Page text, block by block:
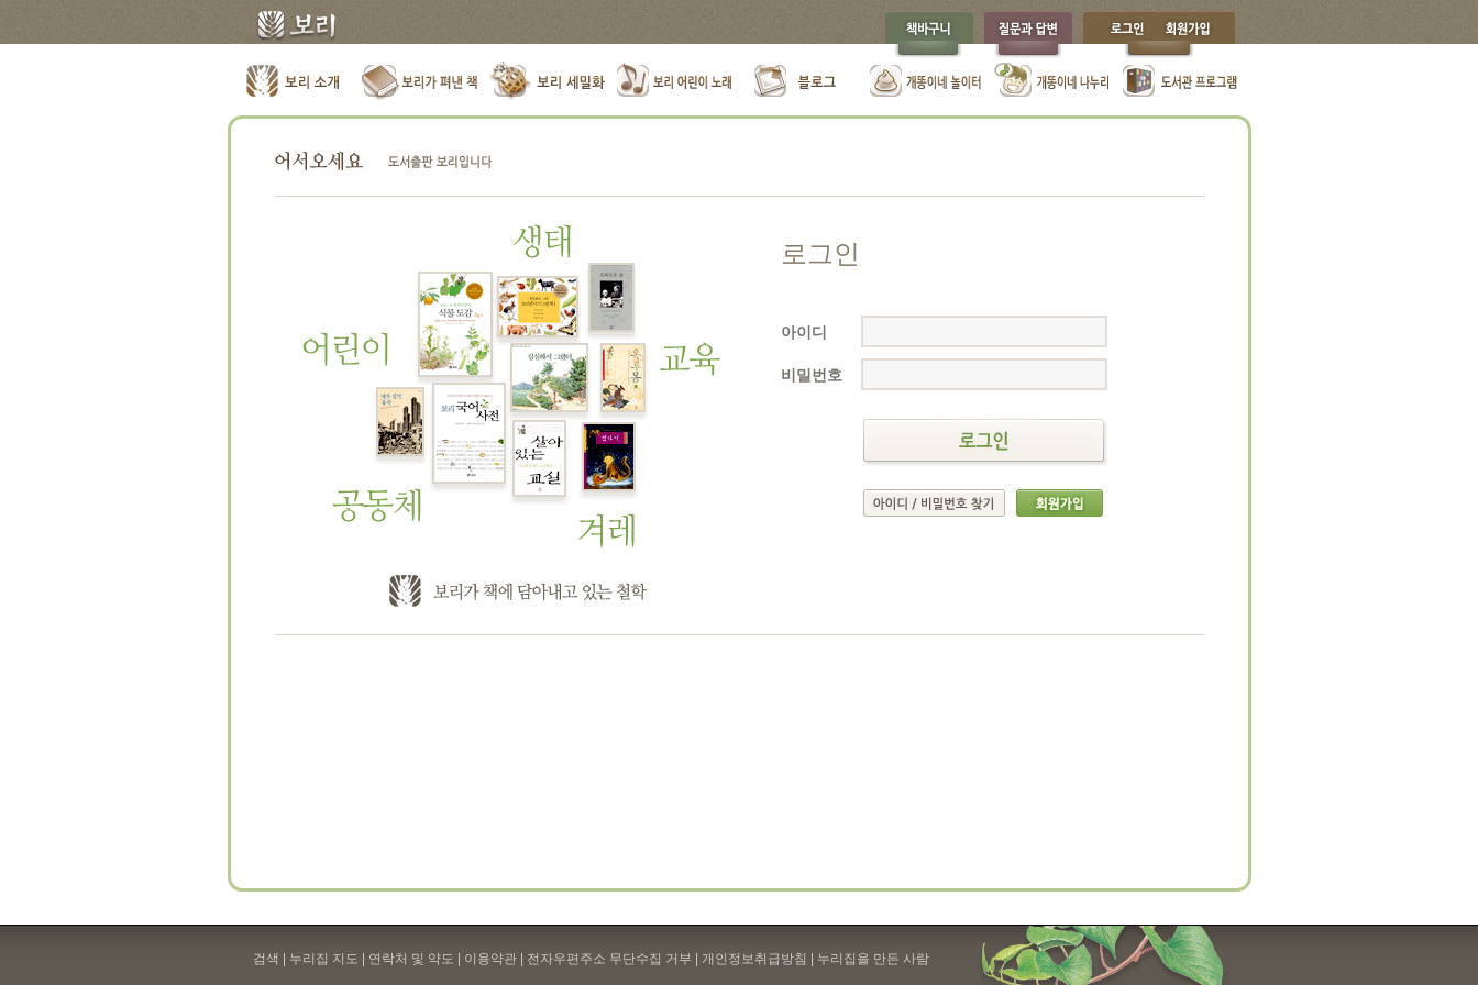
로그인
아이디
비밀번호
검색 | 누리집 지도 | 연락처 및 약도 | 이용약관 | 전자우편주소 무단수집 거부 | 개인정보취급방침 | 누리집을 만든 사람